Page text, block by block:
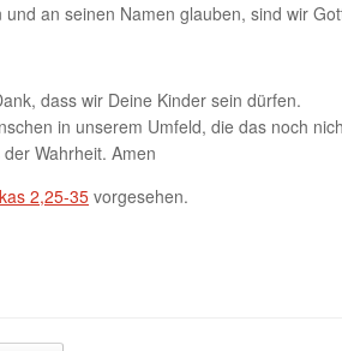
an seinen Namen glauben, sind wir
dass wir Deine Kinder sein dürfen.
in unserem Umfeld, die das noch
Wahrheit. Amen
2,25-35 vorgesehen.